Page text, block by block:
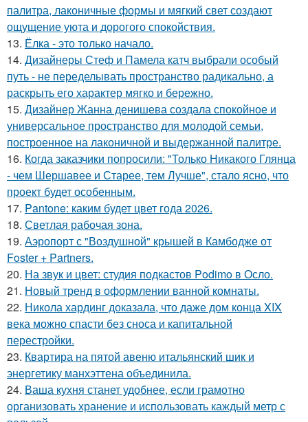
палитра, лаконичные формы и мягкий свет создают
ощущение уюта и дорогого спокойствия.
13. Ёлка - это только начало.
14. Дизайнеры Стеф и Памела катч выбрали особый
путь - не переделывать пространство радикально, а
раскрыть его характер мягко и бережно.
15. Дизайнер Жанна денишева создала спокойное и
универсальное пространство для молодой семьи,
построенное на лаконичной и выдержанной палитре.
16. Когда заказчики попросили: "Только Никакого Глянца
- чем Шершавее и Старее, тем Лучше", стало ясно, что
проект будет особенным.
17. Pantone: каким будет цвет года 2026.
18. Светлая рабочая зона.
19. Аэропорт с "Воздушной" крышей в Камбодже от
Foster + Partners.
20. На звук и цвет: студия подкастов Podimo в Осло.
21. Новый тренд в оформлении ванной комнаты.
22. Никола хардинг доказала, что даже дом конца XIX
века можно спасти без сноса и капитальной
перестройки.
23. Квартира на пятой авеню итальянский шик и
энергетику манхэттена объединила.
24. Ваша кухня станет удобнее, если грамотно
организовать хранение и использовать каждый метр с